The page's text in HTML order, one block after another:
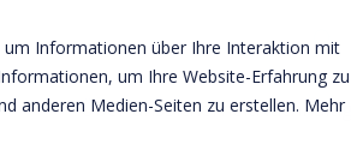
um Informationen über Ihre Interaktion mit
um Ihre Website-Erfahrung zu
anderen Medien-Seiten zu erstellen. Mehr
Über unsSicherheit